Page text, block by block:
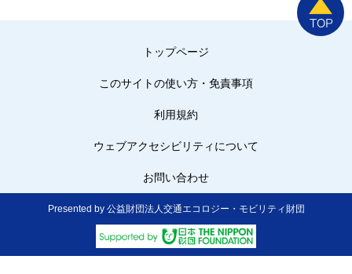
トップページ
このサイトの使い方・免責事項
利用規約
ウェブアクセシビリティについて
お問い合わせ
Presented by 公益財団法人交通エコロジー・モビリティ財団